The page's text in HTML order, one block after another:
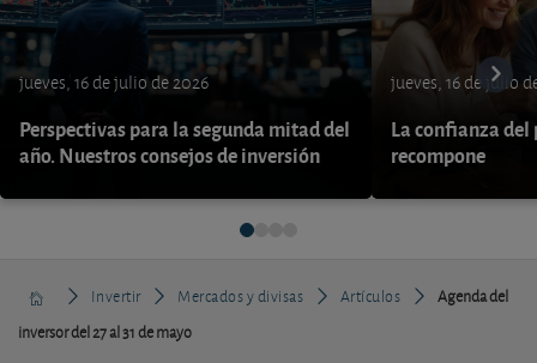
jueves, 16 de julio de 2026
Perspectivas para la segunda mitad del
año. Nuestros consejos de inversión
jueves, 16 de julio
La confianza del
recompone
Invertir Mercados y divisas Artículos
Agenda del
inversor del 27 al 31 de mayo